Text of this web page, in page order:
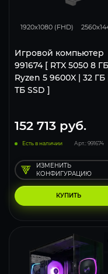
1920x1080 (FHD)
Игровой компьютер
991674 [ RTX 5050 8
Ryzen 5 9600X | 32 ГБ
ТБ SSD ]
152 713 руб.
Есть в наличии Арт.: 991674
КУПИТЬ
ИЗМЕНИТЬ
КОНФИГУРАЦИЮ